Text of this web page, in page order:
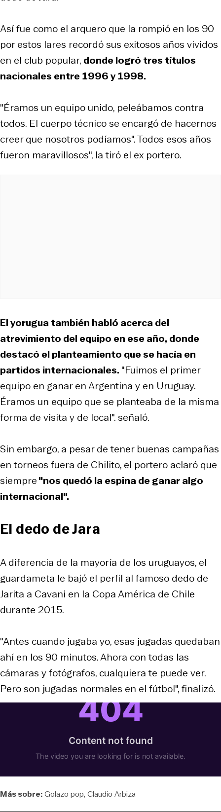
Así fue como el arquero que la rompió en los 90
por estos lares recordó sus exitosos años vividos
en el club popular, donde logró tres títulos
nacionales entre 1996 y 1998.
"Éramos un equipo unido, peleábamos contra
todos. El cuerpo técnico se encargó de hacernos
creer que nosotros podíamos". Todos esos años
fueron maravillosos", la tiró el ex portero.
El yorugua también habló acerca del
atrevimiento del equipo en ese año, donde
destacó el planteamiento que se hacía en
partidos internacionales."Fuimos el primer
equipo en ganar en Argentina y en Uruguay.
Éramos un equipo que se planteaba de la misma
forma de visita y de local". señaló.
Sin embargo, a pesar de tener buenas campañas
en torneos fuera de Chilito, el portero aclaró que
siempre"nos quedó la espina de ganar algo
internacional".
El dedo de Jara
A diferencia de la mayoría de los uruguayos, el
guardameta le bajó el perfil al famoso dedo de
Jarita a Cavani en la Copa América de Chile
durante 2015.
"Antes cuando jugaba yo, esas jugadas quedaban
ahí en los 90 minutos. Ahora con todas las
cámaras y fotógrafos, cualquiera te puede ver.
Pero son jugadas normales en el fútbol", finalizó.
Más sobre:Golazo pop Claudio Arbiza